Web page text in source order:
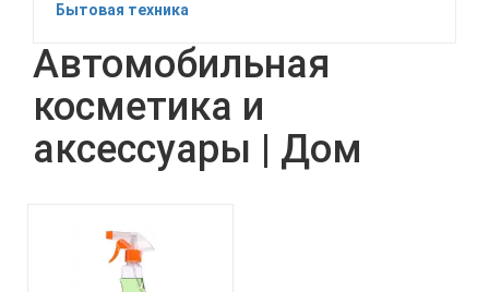
Бытовая техника
Автомобильная
косметика и
аксессуары | Дом